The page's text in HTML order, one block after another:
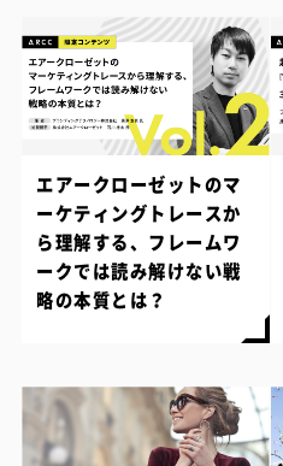
エアークローゼットのマ
ーケティングトレースか
ら理解する、フレームワ
ークでは読み解けない戦
略の本質とは？